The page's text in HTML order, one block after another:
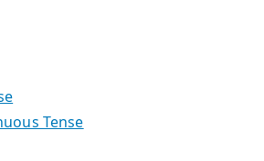
Tense